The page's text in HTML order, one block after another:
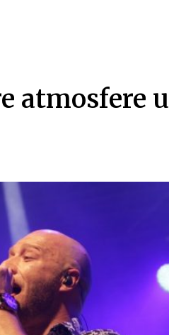
atmosfere